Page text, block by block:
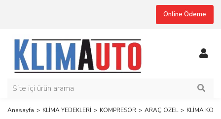
Online Ödeme
Anasayfa KLİMA YEDEKLERİ KOMPRESÖR ARAÇ ÖZEL KLİMA